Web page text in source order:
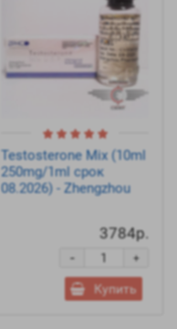
Testosterone Mix (10ml
250mg/1ml срок
08.2026) - Zhengzhou
3784р.
+
-
Купить